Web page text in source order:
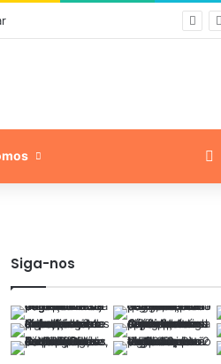
Siga-nos